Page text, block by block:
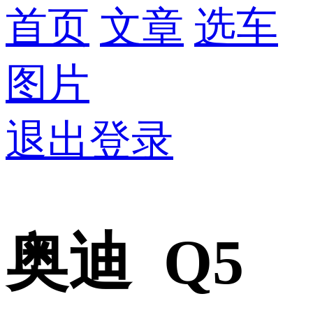
首页 文章 选车
图片
退出登录
奥迪 Q5